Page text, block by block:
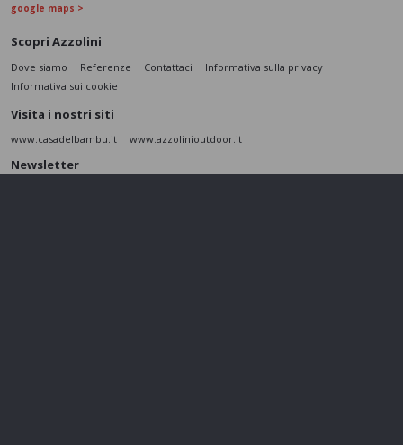
google maps >
Scopri Azzolini
Dove siamo Referenze Contattaci
Informativa sulla privacy
Informativa sui cookie
Visita i nostri siti
www.casadelbambu.it www.azzolinioutdoor.it
Newsletter